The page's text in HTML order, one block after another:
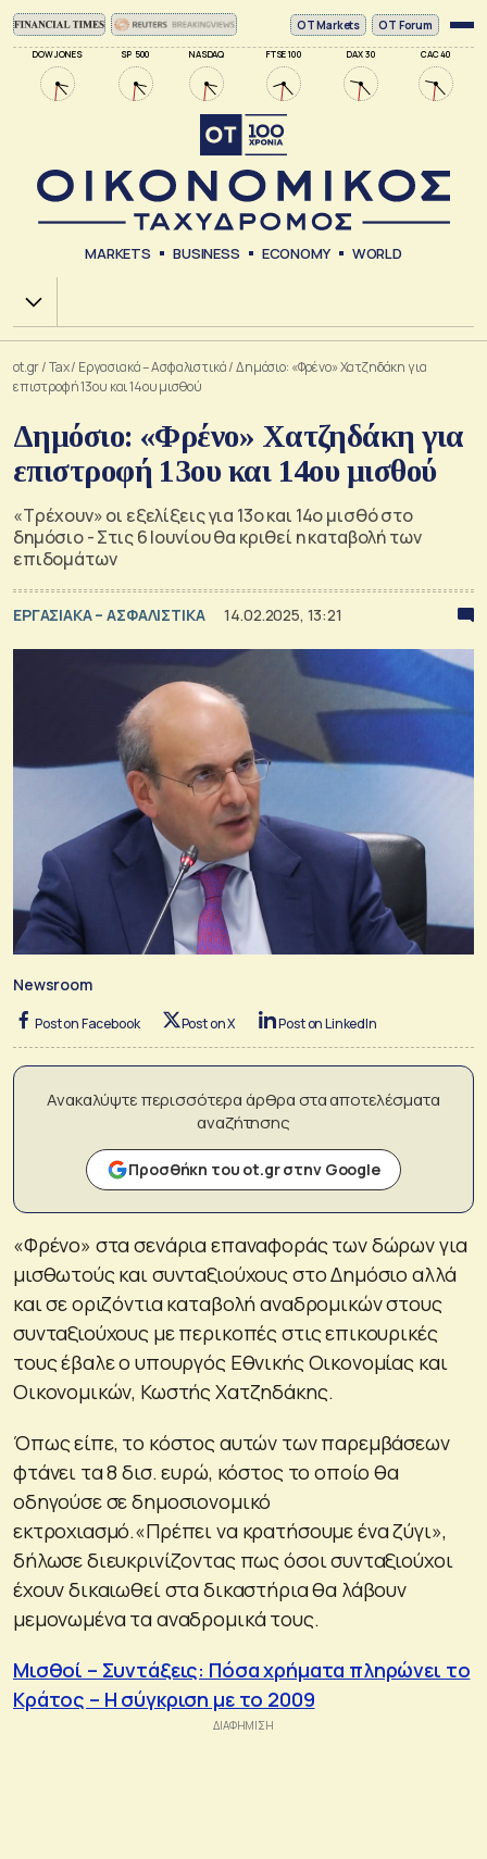
DOW JONES SP 500 NASDAQ FTSE 100 DAX 30 CAC 40
ΟΤ Markets OT Forum
MARKETS BUSINESS ECONOMY WORLD
Χ.Α.
ot.gr/Tax/ Εργασιακά – Ασφαλιστικά/Δημόσιο: «Φρένο» Χατζηδάκη για
επιστροφή 13ου και 14ου μισθού
Δημόσιο: «Φρένο» Χατζηδάκη για
επιστροφή 13ου και 14ου μισθού
«Τρέχουν» οι εξελίξεις για 13ο και 14ο μισθό στο
δημόσιο - Στις 6 Ιουνίου θα κριθεί η καταβολή των
επιδομάτων
ΕΡΓΑΣΙΑΚΑ – ΑΣΦΑΛΙΣΤΙΚΑ 14.02.2025, 13:21
Newsroom
Post on Facebook Post on X Post on LinkedIn
Ανακαλύψτε περισσότερα άρθρα στα αποτελέσματα
αναζήτησης
Προσθήκη του ot.gr στην Google
«Φρένο» στα σενάρια επαναφοράς των δώρων για
μισθωτούς και συνταξιούχους στο Δημόσιο αλλά
και σε οριζόντια καταβολή αναδρομικών στους
συνταξιούχους με περικοπές στις επικουρικές
τους έβαλε ο υπουργός Εθνικής Οικονομίας και
Οικονομικών, Κωστής Χατζηδάκης.
Όπως είπε, το κόστος αυτών των παρεμβάσεων
φτάνει τα 8 δισ. ευρώ, κόστος το οποίο θα
οδηγούσε σε δημοσιονομικό
εκτροχιασμό.«Πρέπει να κρατήσουμε ένα ζύγι»,
δήλωσε διευκρινίζοντας πως όσοι συνταξιούχοι
έχουν δικαιωθεί στα δικαστήρια θα λάβουν
μεμονωμένα τα αναδρομικά τους.
Μισθοί – Συντάξεις: Πόσα χρήματα πληρώνει το
Κράτος – Η σύγκριση με το 2009